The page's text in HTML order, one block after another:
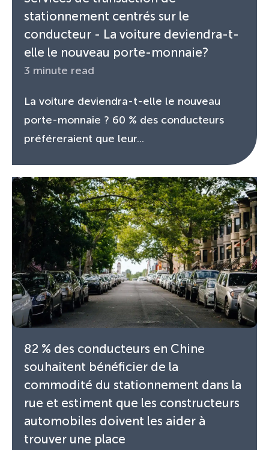
stationnement centrés sur le
conducteur - La voiture deviendra-t-
elle le nouveau porte-monnaie?
3 minute read
La voiture deviendra-t-elle le nouveau
porte-monnaie ? 60 % des conducteurs
préféreraient que leur...
82 % des conducteurs en Chine
souhaitent bénéficier de la
commodité du stationnement dans la
rue et estiment que les constructeurs
automobiles doivent les aider à
trouver une place